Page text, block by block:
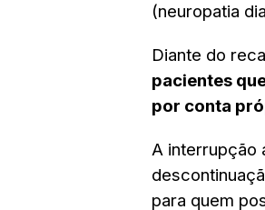
(neuropatia
Diante do
pacientes
por conta
A interrupção
para quem